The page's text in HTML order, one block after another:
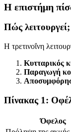
Η επιστήμη
Πώς λειτουργεί;
Η τρετινοΐνη
Κυτταρικός
Παραγωγή
Πίνακας 1:
Όφελος